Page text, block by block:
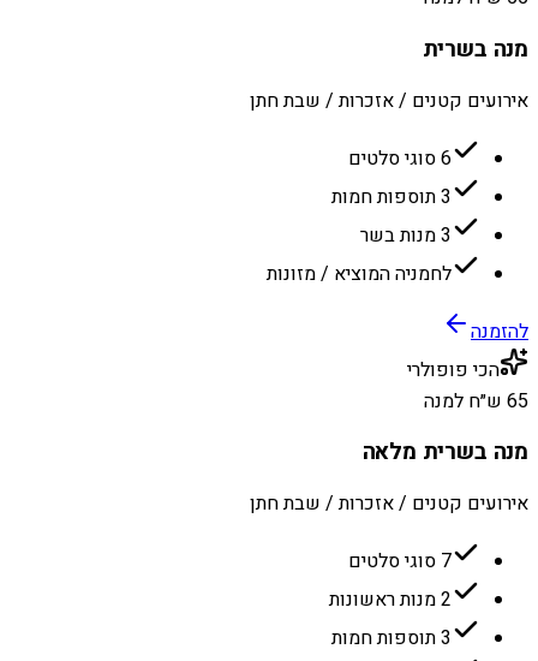
מנה בשרית
אירועים קטנים / אזכרות / שבת חתן
6 סוגי סלטים
3 תוספות חמות
3 מנות בשר
לחמניה המוציא / מזונות
להזמנה
הכי פופולרי
65 ש״ח למנה
מנה בשרית מלאה
אירועים קטנים / אזכרות / שבת חתן
7 סוגי סלטים
2 מנות ראשונות
3 תוספות חמות